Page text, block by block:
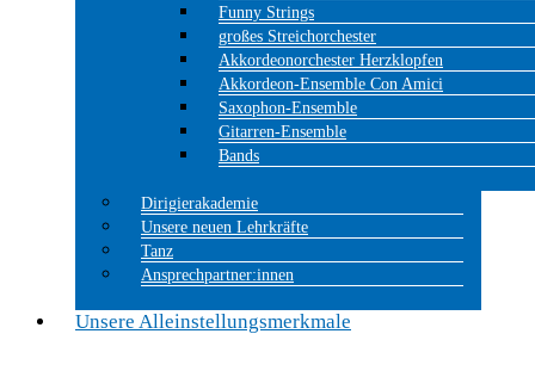
Funny Strings
großes Streichorchester
Akkordeonorchester Herzklopfen
Akkordeon-Ensemble Con Amici
Saxophon-Ensemble
Gitarren-Ensemble
Bands
Dirigierakademie
Unsere neuen Lehrkräfte
Tanz
Ansprechpartner:innen
Unsere Alleinstellungsmerkmale